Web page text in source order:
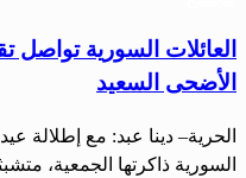
العائلات السورية تواصل
الأضحى السعيد
الحرية– دينا عبد: مع إطلالة
السورية ذاكرتها الجمعية،